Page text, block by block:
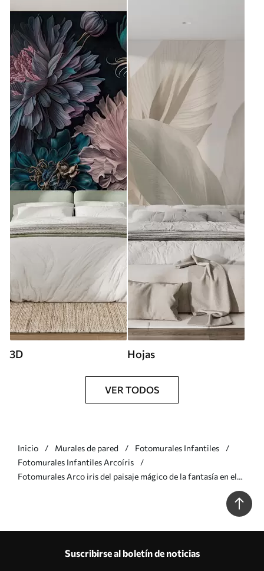
3D Hojas
VER TODOS
Inicio Murales de pared
Fotomurales Infantiles
Fotomurales Infantiles Arcoíris
Fotomurales Arco iris del paisaje mágico de la fantasía en el
Suscribirse al boletín de noticias